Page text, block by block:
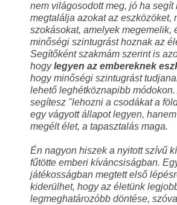
nem világosodott meg, jó ha segít
megtalálja azokat az eszközöket,
szokásokat, amelyek megemelik,
minőségi szintugrást hoznak az
Segítőként szakmám szerint is
hogylegyen az embereknek
hogy minőségi szintugrást
lehető leghétköznapibb
segítesz "lehozni a csodákat a
egy vágyott állapot legyen,
megélt élet, a tapasztalás maga.
Én nagyon hiszek a nyitott szívű
fűtötte emberi kíváncsiságban.
játékosságban megtett első
kiderülhet, hogy az életünk
legmeghatározóbb döntése,